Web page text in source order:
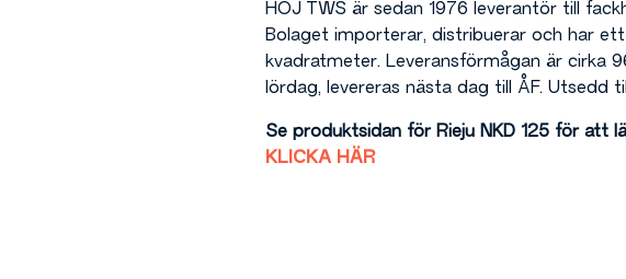
HOJ TWS är sedan 1976 leverantör till
Bolaget importerar, distribuerar och har
kvadratmeter. Leveransförmågan är cirka
lördag, levereras nästa dag till ÅF. Utsedd
Se produktsidan för Rieju NKD 125 för att
KLICKA HÄR